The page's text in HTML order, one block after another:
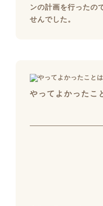
ンの計画を行ったの
せんでした。
やってよかったこ